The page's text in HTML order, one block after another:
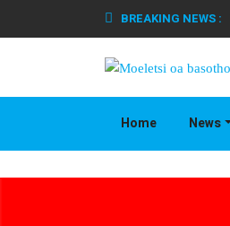
BREAKING NEWS :
Home News